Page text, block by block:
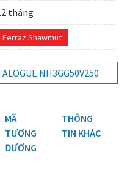
tháng
Ferraz Shawmut
NH3GG50V250
MÃ
TƯƠNG
ĐƯƠNG
THÔNG
TIN KHÁC